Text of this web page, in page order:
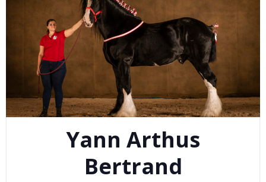
Yann Arthus
Bertrand